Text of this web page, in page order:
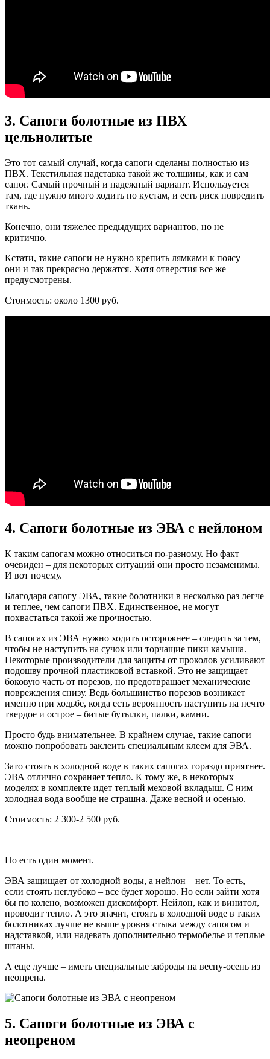
3. Сапоги болотные из ПВХ
цельнолитые
Это тот самый случай, когда сапоги сделаны полностью из
ПВХ. Текстильная надставка такой же толщины, как и сам
сапог. Самый прочный и надежный вариант. Используется
там, где нужно много ходить по кустам, и есть риск повредить
ткань.
Конечно, они тяжелее предыдущих вариантов, но не
критично.
Кстати, такие сапоги не нужно крепить лямками к поясу –
они и так прекрасно держатся. Хотя отверстия все же
предусмотрены.
Стоимость: около 1300 руб.
4. Сапоги болотные из ЭВА с нейлоном
К таким сапогам можно относиться по-разному. Но факт
очевиден – для некоторых ситуаций они просто незаменимы.
И вот почему.
Благодаря сапогу ЭВА, такие болотники в несколько раз легче
и теплее, чем сапоги ПВХ. Единственное, не могут
похвастаться такой же прочностью.
В сапогах из ЭВА нужно ходить осторожнее – следить за тем,
чтобы не наступить на сучок или торчащие пики камыша.
Некоторые производители для защиты от проколов усиливают
подошву прочной пластиковой вставкой. Это не защищает
боковую часть от порезов, но предотвращает механические
повреждения снизу. Ведь большинство порезов возникает
именно при ходьбе, когда есть вероятность наступить на нечто
твердое и острое – битые бутылки, палки, камни.
Просто будь внимательнее. В крайнем случае, такие сапоги
можно попробовать заклеить специальным клеем для ЭВА.
Зато стоять в холодной воде в таких сапогах гораздо приятнее.
ЭВА отлично сохраняет тепло. К тому же, в некоторых
моделях в комплекте идет теплый меховой вкладыш. С ним
холодная вода вообще не страшна. Даже весной и осенью.
Стоимость: 2 300-2 500 руб.
Но есть один момент.
ЭВА защищает от холодной воды, а нейлон – нет. То есть,
если стоять неглубоко – все будет хорошо. Но если зайти хотя
бы по колено, возможен дискомфорт. Нейлон, как и винитол,
проводит тепло. А это значит, стоять в холодной воде в таких
болотниках лучше не выше уровня стыка между сапогом и
надставкой, или надевать дополнительно термобелье и теплые
штаны.
А еще лучше – иметь специальные заброды на весну-осень из
неопрена.
5. Сапоги болотные из ЭВА с
неопреном